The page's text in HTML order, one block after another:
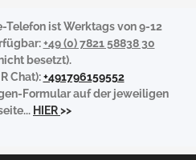
Telefon ist Werktags von 9-12
+49 (0) 7821 58838 30
besetzt).
Chat):+491796159552
Formular auf der jeweiligen
HIER>>